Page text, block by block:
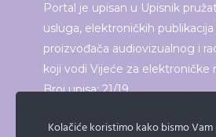
Portal je upisan u Upisnik
usluga, elektroničkih
proizvođača audiovizualnog i
koji vodi Vijeće za elektroničke
Broj upisa: 21/19
Kolačiće koristimo kako bismo